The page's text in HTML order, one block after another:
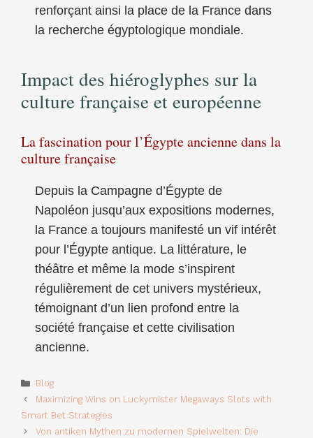
renforçant ainsi la place de la France dans
la recherche égyptologique mondiale.
Impact des hiéroglyphes sur la
culture française et européenne
La fascination pour l’Égypte ancienne dans la
culture française
Depuis la Campagne d’Égypte de
Napoléon jusqu’aux expositions modernes,
la France a toujours manifesté un vif intérêt
pour l’Égypte antique. La littérature, le
théâtre et même la mode s’inspirent
régulièrement de cet univers mystérieux,
témoignant d’un lien profond entre la
société française et cette civilisation
ancienne.
Categories
Blog
Maximizing Wins on Luckymister Megaways Slots with
Smart Bet Strategies
Von antiken Mythen zu modernen Spielwelten: Die